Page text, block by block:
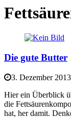
Die gute Butter
3. Dezember 2013
Hier ein Überblick
die
hat, her damit.